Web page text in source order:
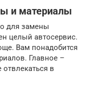
и материалы
для замены
целый автосервис.
Вам понадобится
Главное –
отвлекаться в